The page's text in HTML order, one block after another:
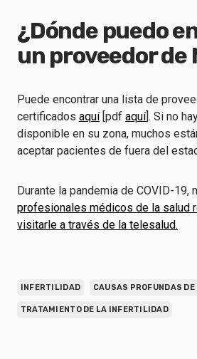
¿Dónde puedo
un proveedor de
Puede encontrar una lista de
certificados aquí[pdf aquí]. Si no
disponible en su zona, muchos
aceptar pacientes de fuera del
Durante la pandemia de COVID-19,
profesionales médicos de la salud
visitarle a través de la telesalud.
INFERTILIDAD CAUSAS PROFUNDAS
TRATAMIENTO DE LA INFERTILIDAD